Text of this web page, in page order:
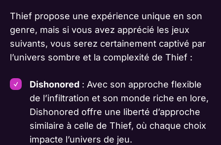
Thief propose une expérience unique en son
genre, mais si vous avez apprécié les jeux
suivants, vous serez certainement captivé par
l’univers sombre et la complexité de Thief :
Dishonored: Avec son approche flexible
de l’infiltration et son monde riche en lore,
Dishonored offre une liberté d’approche
similaire à celle de Thief, où chaque choix
impacte l’univers de jeu.